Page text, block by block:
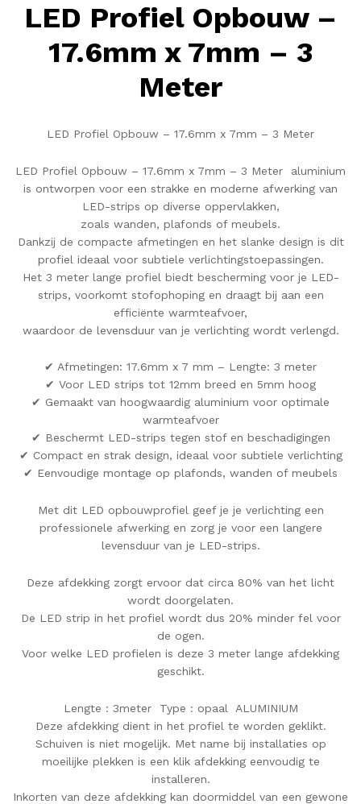
LED Profiel Opbouw –
17.6mm x 7mm – 3
Meter
LED Profiel Opbouw – 17.6mm x 7mm – 3 Meter
LED Profiel Opbouw – 17.6mm x 7mm – 3 Meter aluminium
is ontworpen voor een strakke en moderne afwerking van
LED-strips op diverse oppervlakken,
zoals wanden, plafonds of meubels.
Dankzij de compacte afmetingen en het slanke design is dit
profiel ideaal voor subtiele verlichtingstoepassingen.
Het 3 meter lange profiel biedt bescherming voor je LED-
strips, voorkomt stofophoping en draagt bij aan een
efficiënte warmteafvoer,
waardoor de levensduur van je verlichting wordt verlengd.
✔ Afmetingen: 17.6mm x 7 mm – Lengte: 3 meter
✔ Voor LED strips tot 12mm breed en 5mm hoog
✔ Gemaakt van hoogwaardig aluminium voor optimale
warmteafvoer
✔ Beschermt LED-strips tegen stof en beschadigingen
✔ Compact en strak design, ideaal voor subtiele verlichting
✔ Eenvoudige montage op plafonds, wanden of meubels
Met dit LED opbouwprofiel geef je je verlichting een
professionele afwerking en zorg je voor een langere
levensduur van je LED-strips.
Deze afdekking zorgt ervoor dat circa 80% van het licht
wordt doorgelaten.
De LED strip in het profiel wordt dus 20% minder fel voor
de ogen.
Voor welke LED profielen is deze 3 meter lange afdekking
geschikt.
Lengte : 3meter Type : opaal ALUMINIUM
Deze afdekking dient in het profiel te worden geklikt.
Schuiven is niet mogelijk. Met name bij installaties op
moeilijke plekken is een klik afdekking eenvoudig te
installeren.
Inkorten van deze afdekking kan doormiddel van een gewone